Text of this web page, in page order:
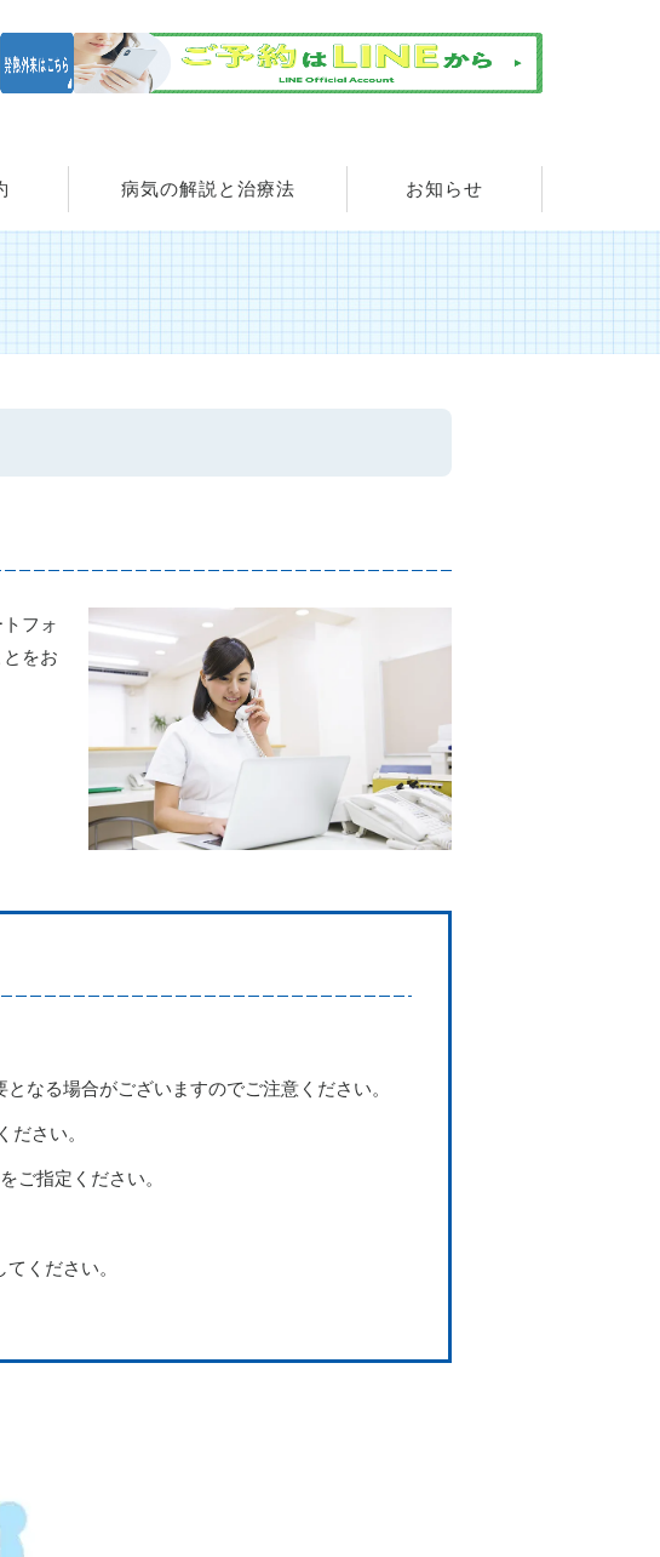
病気の解説と治療法 お知らせ
フォ
をお
なる場合がございますのでご注意ください。
さい。
ご指定ください。
ください。